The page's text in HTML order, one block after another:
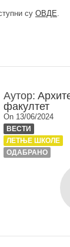
су ОВДЕ.
Аутор:
факултет
On 13/06/2024
ВЕСТИ
ЛЕТЊЕ ШКОЛЕ
ОДАБРАНО